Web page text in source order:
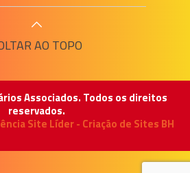
AO TOPO
Associados. Todos os direitos
reservados.
Site Líder - Criação de Sites BH